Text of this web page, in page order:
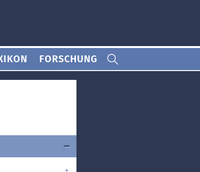
FORSCHUNG